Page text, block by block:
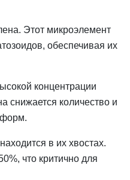
Этот микроэлемент
обеспечивая их
концентрации
снижается количество и
форм.
в их хвостах.
что критично для